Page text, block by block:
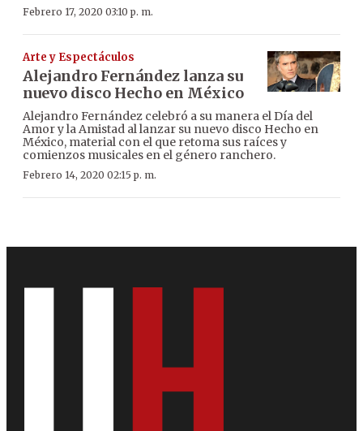
Febrero 17, 2020 03:10 p. m.
Arte y Espectáculos
Alejandro Fernández lanza su
nuevo disco Hecho en México
Alejandro Fernández celebró a su manera el Día del
Amor y la Amistad al lanzar su nuevo disco Hecho en
México, material con el que retoma sus raíces y
comienzos musicales en el género ranchero.
Febrero 14, 2020 02:15 p. m.